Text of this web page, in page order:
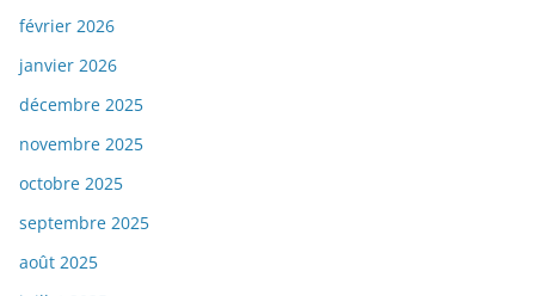
février 2026
janvier 2026
décembre 2025
novembre 2025
octobre 2025
septembre 2025
août 2025